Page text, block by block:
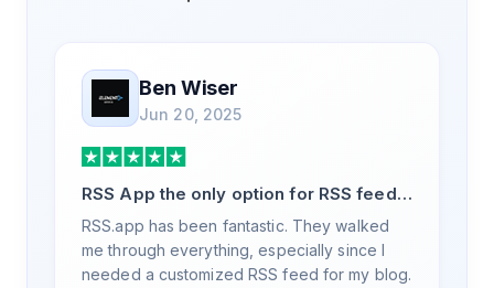
Ben Wiser
Jun 20, 2025
RSS App the only option for RSS feed
generation
RSS.app has been fantastic. They walked
me through everything, especially since I
needed a customized RSS feed for my blog.